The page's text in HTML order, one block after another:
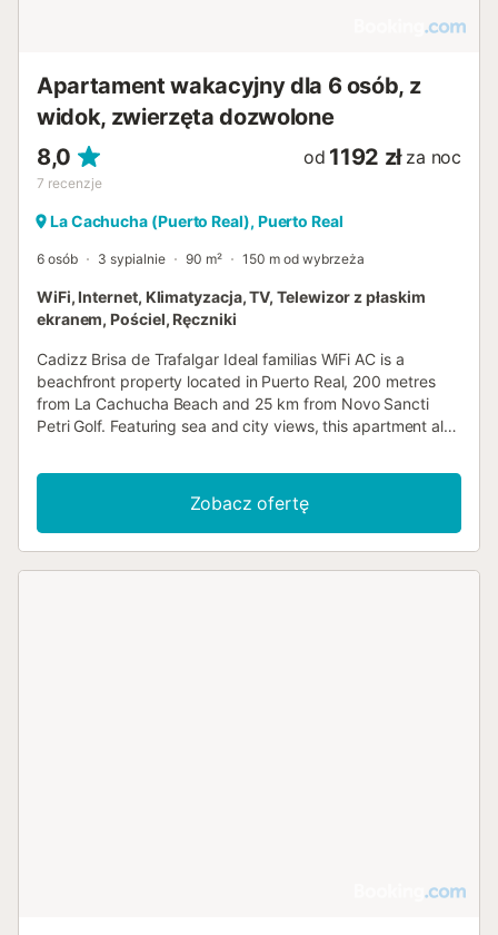
Apartament wakacyjny dla 6 osób, z
widok, zwierzęta dozwolone
8,0
7 recenzje
od 1192 zł za noc
La Cachucha (Puerto Real), Puerto Real
6 osób 3 sypialnie 90 m² 150 m od wybrzeża
WiFi, Internet, Klimatyzacja, TV, Telewizor z płaskim
ekranem, Pościel, Ręczniki
Cadizz Brisa de Trafalgar Ideal familias WiFi AC is a
beachfront property located in Puerto Real, 200 metres
from La Cachucha Beach and 25 km from Novo Sancti
Petri Golf. Featuring sea and city views, this apartment also
Zobacz ofertę